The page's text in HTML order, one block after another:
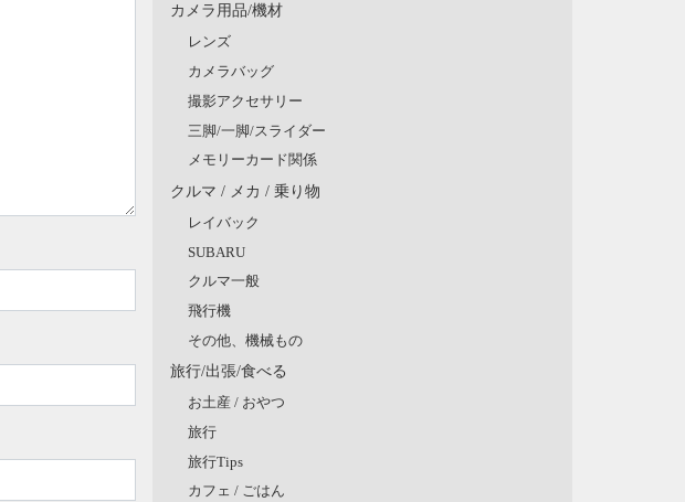
カメラ用品/機材
レンズ
カメラバッグ
撮影アクセサリー
三脚/一脚/スライダー
メモリーカード関係
クルマ / メカ / 乗り物
レイバック
SUBARU
クルマ一般
飛行機
その他、機械もの
旅行/出張/食べる
お土産 / おやつ
旅行
旅行Tips
カフェ / ごはん